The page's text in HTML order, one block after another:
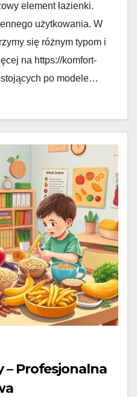
element łazienki.
użytkowania. W
się różnym typom i
na https://komfort-
po modele…
– Profesjonalna